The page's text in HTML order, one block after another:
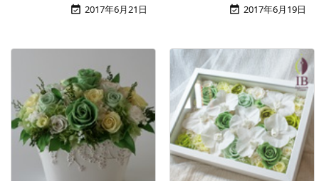
 2017年6月21日  2017年6月19日